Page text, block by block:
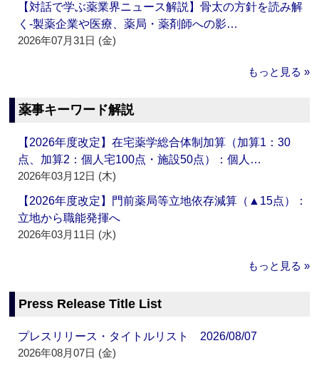
【対話で学ぶ薬業界ニュース解説】骨太の方針を読み解
く‐製薬企業や医療、薬局・薬剤師への影…
2026年07月31日 (金)
もっと見る »
薬事キーワード解説
【2026年度改定】在宅薬学総合体制加算（加算1：30
点、加算2：個人宅100点・施設50点）：個人…
2026年03月12日 (木)
【2026年度改定】門前薬局等立地依存減算（▲15点）：
立地から職能発揮へ
2026年03月11日 (水)
もっと見る »
Press Release Title List
プレスリリース・タイトルリスト 2026/08/07
2026年08月07日 (金)